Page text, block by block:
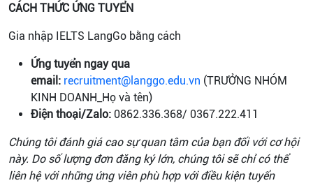
CÁCH THỨC ỨNG TUYỂN
Gia nhập IELTS LangGo bằng cách
Ứng tuyển ngay qua
email: recruitment@langgo.edu.vn (TRƯỞNG NHÓM
KINH DOANH_Họ và tên)
Điện thoại/Zalo: 0862.336.368/ 0367.222.411
Chúng tôi đánh giá cao sự quan tâm của bạn đối với cơ hội
này. Do số lượng đơn đăng ký lớn, chúng tôi sẽ chỉ có thể
liên hệ với những ứng viên phù hợp với điều kiện tuyển